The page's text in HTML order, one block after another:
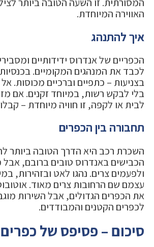
האווירה המיוחדת.
איך להתנהג
הכפריים של אנדרוס ידידותיים
לכבד את המנהגים המקומיים.
בצניעות – כתפיים וברכיים מכוסות.
בלי לבקש רשות, במיוחד זקנים. אם
לבית או לקפה, זו חוויה מיוחדת –
תחבורה בין הכפרים
השכרת רכב היא הדרך הטובה ביותר
הכבישים באנדרוס טובים ברובם,
ולפעמים צרים. נהגו לאט ובזהירות,
את הכפרים הגדולים, אבל השירות
לכפרים הקטנים והמבודדים.
סיכום – פסיפס של כפרים